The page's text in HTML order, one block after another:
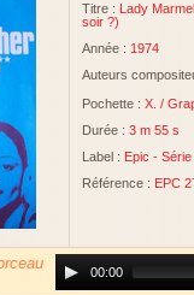
Titre : Lady
soir ?)
Année : 1974
Auteurs
Pochette : X. /
Durée : 3 m 55 s
Label : Epic -
Référence : EPC
Player00:00